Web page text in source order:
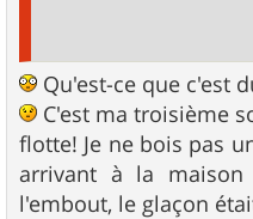
Qu'est-ce que c'est
C'est ma troisième
flotte! Je ne bois pas
arrivant à la
l'embout, le glaçon